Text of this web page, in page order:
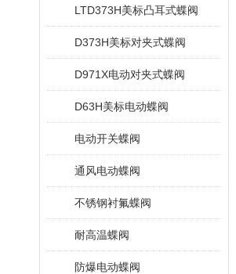
LTD373H美标凸耳式蝶阀
D373H美标对夹式蝶阀
D971X电动对夹式蝶阀
D63H美标电动蝶阀
电动开关蝶阀
通风电动蝶阀
不锈钢衬氟蝶阀
耐高温蝶阀
防爆电动蝶阀